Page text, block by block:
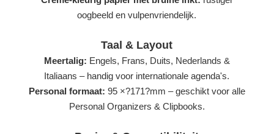
oogbeeld en vulpenvriendelijk.
Taal & Layout
Meertalig: Engels, Frans, Duits, Nederlands &
Italiaans – handig voor internationale agenda's.
Personal formaat: 95 ×?171?mm – geschikt voor alle
Personal Organizers & Clipbooks.